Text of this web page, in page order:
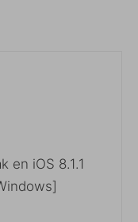
en iOS 8.1.1